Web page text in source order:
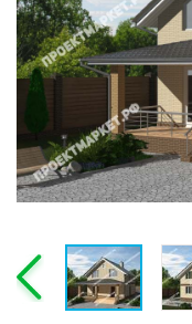
Этажность
Одноэтажные
Двухэтажные
Мансарда
Габариты
8х8
8х9
8х10
8х11